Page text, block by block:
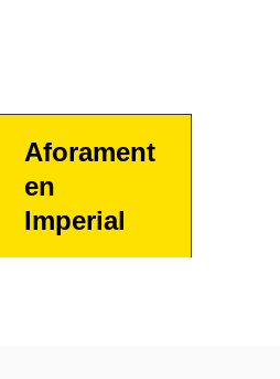
Aforament
en
Imperial